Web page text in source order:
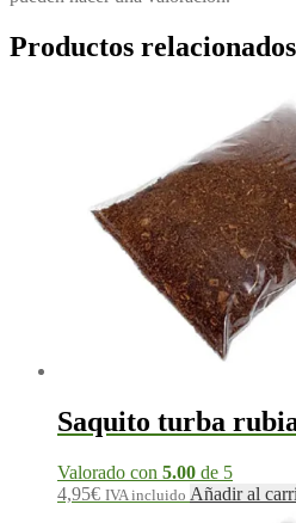
Productos relacionados
Saquito turba
Valorado con 5.00 de 5
4,95€ IVA incluido Añadir al